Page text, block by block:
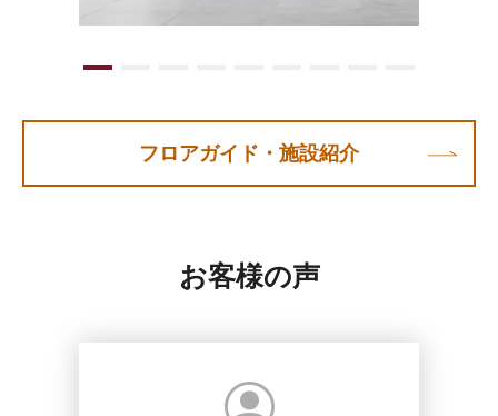
フロアガイド・施設紹介
お客様の声